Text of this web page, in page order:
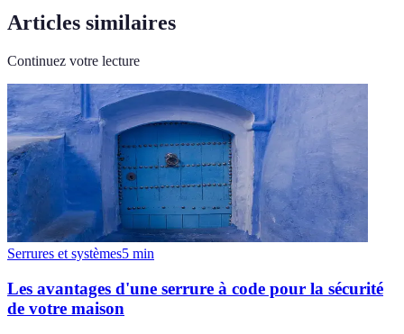
Articles similaires
Continuez votre lecture
Serrures et systèmes5 min
Les avantages d'une serrure à code pour la sécurité
de votre maison